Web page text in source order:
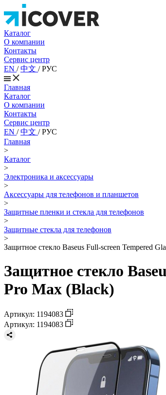
Каталог
О компании
Контакты
Сервис центр
EN /中文 /РУС
Главная
Каталог
О компании
Контакты
Сервис центр
EN /中文 /РУС
Главная
>
Каталог
>
Электроника и аксессуары
>
Аксессуары для телефонов и планшетов
>
Защитные пленки и стекла для телефонов
>
Защитные стекла для телефонов
>
Защитное стекло Baseus Full-screen Tempered
Защитное стекло
Pro Max (Black)
Артикул: 1194083
Артикул: 1194083